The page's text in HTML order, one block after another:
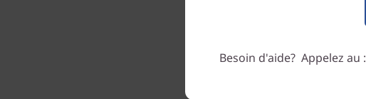
Besoin d'aide? Appelez au :